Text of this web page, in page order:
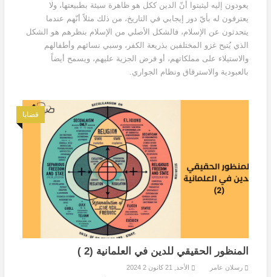
يعودون إليه ليثبتوا أنّ الدين ككل هو ظاهرة سيئة بطبيعتها، ولا
يعترفون له بأيّ دور إيجابي في التاريخ، من ذلك مثلاً أنّهم عندما
يتحدثون عن الإسلام، فالشكل الأصلي من الإسلام بنظرهم هو الشكل
الذي يُتيح غزو المختلفين بذريعة الكفر، وسبي نسائهم وأطفالهم
والاستيلاء على مملكاتهم، أو فرض الجزية عليهم، ويسمح أيضاً
بالعبودية والاسترقاق ونظام الجواري.
قضايا
المنظور الحقيقي للدين في العلمانية (2 )
رسلان عامر الأحد, 21 كانون 2 2024